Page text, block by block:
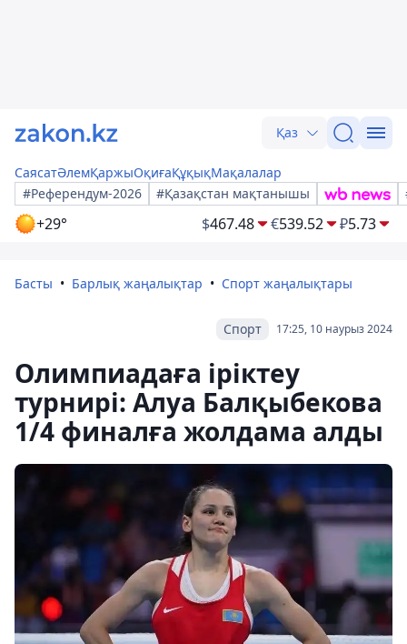
Қаз
СаясатӘлемҚаржыОқиғаҚұқықМақалалар
#Референдум-2026
#Қазақстан мақтанышы
+29° $467.48 €539.52 ₽5.73
Басты Барлық жаңалықтар Спорт жаңалықтары
17:25, 10 наурыз 2024
Спорт
Олимпиадаға іріктеу
турнирі: Алуа Балқыбекова
1/4 финалға жолдама алды